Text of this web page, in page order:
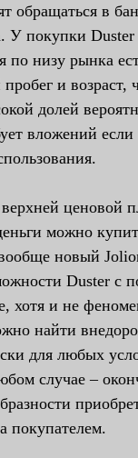
обращаться в
У покупки
по низу рынка
и возраст,
долей
вложений если
ценовой
можно
новый
Duster с
хотя и не
найти
для любых
случае –
покупателем.